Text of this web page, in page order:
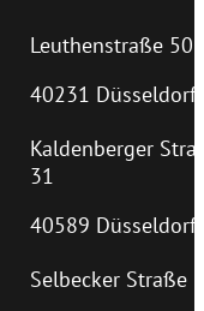
Leuthenstraße 50
40231 Düsseldorf
Kaldenberger
31
40589 Düsseldorf
Selbecker Straße